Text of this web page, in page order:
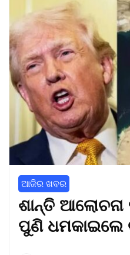
ଆଜିର ଖବର
ଶାନ୍ତି ଆଲୋଚନା
ପୁଣି ଧମକାଇଲେ